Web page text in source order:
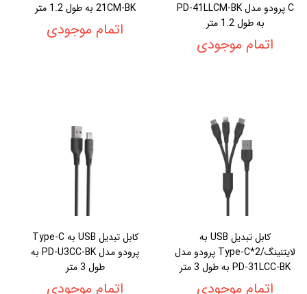
C پرودو مدل PD-41LLCM-BK
به طول 1.2 متر
اتمام موجودی
21CM-BK به طول 1.2 متر
اتمام موجودی
کابل تبدیل USB به
لایتنینگ/2*Type-C پرودو مدل
PD-31LCC-BK به طول 3 متر
اتمام موجودی
کابل تبدیل USB به Type-C
پرودو مدل PD-U3CC-BK به
طول 3 متر
اتمام موجودی